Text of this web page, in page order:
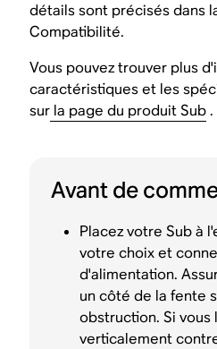
détails sont précisés dans
Compatibilité.
Vous pouvez trouver plus
caractéristiques et les
sur la page du produit Sub.
Avant de
Placez votre Sub à
votre choix et
d'alimentation.
un côté de la fente
obstruction. Si vous
verticalement